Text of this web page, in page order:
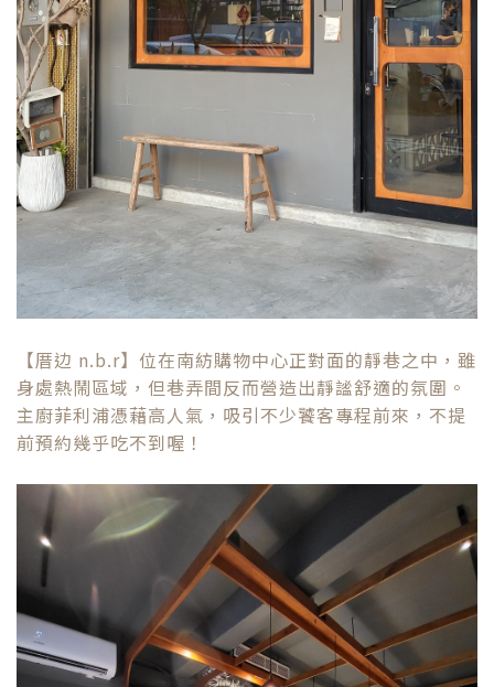
【厝边 n.b.r】位在南紡購物中心正對面的靜巷之中，雖
身處熱鬧區域，但巷弄間反而營造出靜謐舒適的氛圍。
主廚菲利浦憑藉高人氣，吸引不少饕客專程前來，不提
前預約幾乎吃不到喔！